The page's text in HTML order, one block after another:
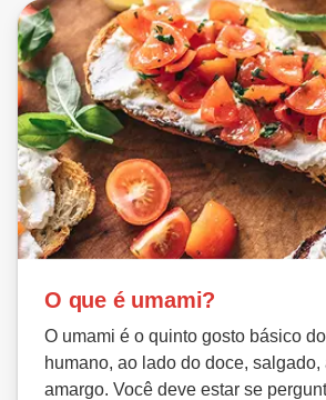
O que é umami?
O umami é o quinto gosto básico
humano, ao lado do doce, salgado,
amargo. Você deve estar se